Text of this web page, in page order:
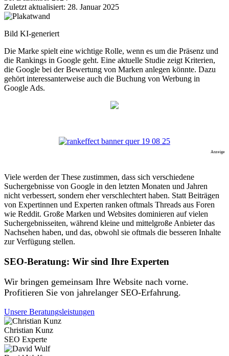
Zuletzt aktualisiert: 28. Januar 2025
Bild KI-generiert
Die Marke spielt eine wichtige Rolle, wenn es um die Präsenz und
die Rankings in Google geht. Eine aktuelle Studie zeigt Kriterien,
die Google bei der Bewertung von Marken anlegen könnte. Dazu
gehört interessanterweise auch die Buchung von Werbung in
Google Ads.
Anzeige
Viele werden der These zustimmen, dass sich verschiedene
Suchergebnisse von Google in den letzten Monaten und Jahren
nicht verbessert, sondern eher verschlechtert haben. Statt Beiträgen
von Expertinnen und Experten ranken oftmals Threads aus Foren
wie Reddit. Große Marken und Websites dominieren auf vielen
Suchergebnisseiten, während kleine und mittelgroße Anbieter das
Nachsehen haben, und das, obwohl sie oftmals die besseren Inhalte
zur Verfügung stellen.
SEO-Beratung: Wir sind Ihre Experten
Wir bringen gemeinsam Ihre Website nach vorne.
Profitieren Sie von jahrelanger SEO-Erfahrung.
Unsere Beratungsleistungen
Christian Kunz
SEO Experte